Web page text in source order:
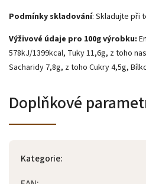
Podmínky skladování: Skladujte při
Výživové údaje pro 100g výrobku:
578kJ/1399kcal, Tuky 11,6g, z toho
Sacharidy 7,8g, z toho Cukry 4,5g,
Doplňkové
Kategorie: